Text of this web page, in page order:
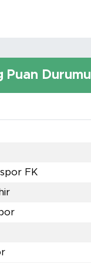
Puan Durumu
FK